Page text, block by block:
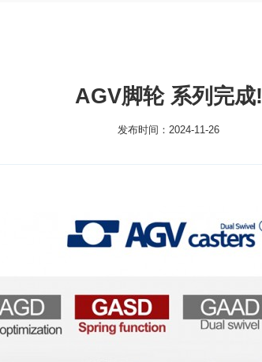
AGV脚轮 系列完成!
发布时间：2024-11-26